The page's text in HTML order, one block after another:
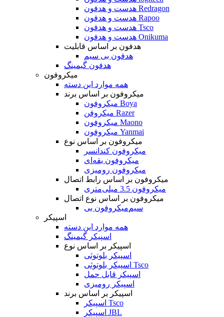
هدست و هدفون Redragon
هدست و هدفون Rapoo
هدست و هدفون Tsco
هدست و هدفون Onikuma
هدفون بر اساس قابلیت
هدفون بی سیم
هدفون گیمینگ
میکروفون
همه موارد این دسته
میکروفون بر اساس برند
میکروفون Boya
میکروفن Razer
میکروفون Maono
میکروفون Yanmai
میکروفون بر اساس نوع
میکروفون کندانسر
میکروفون یقه‌ای
میکروفون رومیزی
میکروفون بر اساس رابط اتصال
میکروفون 3.5 میلی‌متری
میکروفون بر اساس نوع اتصال
میکروفون بی‌‎سیم
اسپیکر
همه موارد این دسته
اسپیکر گیمینگ
اسپیکر بر اساس نوع
اسپیکر بلوتوثی
اسپیکر بلوتوثی Tsco
اسپیکر قابل حمل
اسپیکر رومیزی
اسپیکر بر اساس برند
اسپیکر Tsco
اسپیکر JBL